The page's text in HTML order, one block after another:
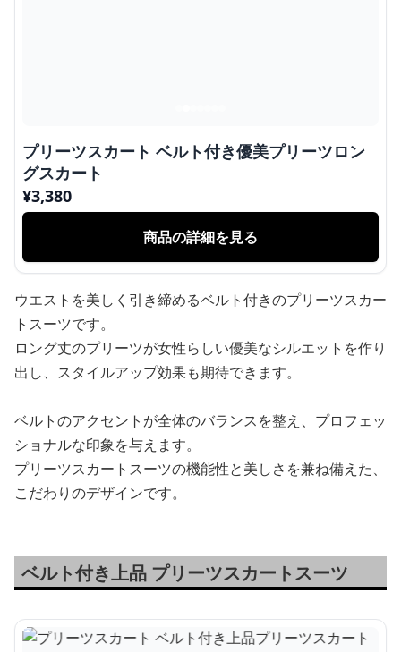
プリーツスカート ベルト付き優美プリーツロン
グスカート
¥3,380
商品の詳細を見る
ウエストを美しく引き締めるベルト付きのプリーツスカー
トスーツです。
ロング丈のプリーツが女性らしい優美なシルエットを作り
出し、スタイルアップ効果も期待できます。
ベルトのアクセントが全体のバランスを整え、プロフェッ
ショナルな印象を与えます。
プリーツスカートスーツの機能性と美しさを兼ね備えた、
こだわりのデザインです。
ベルト付き上品 プリーツスカートスーツ